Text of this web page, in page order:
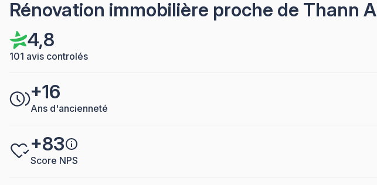
Rénovation immobilière proche de Thann
4,8
101 avis controlés
+16
Ans d'ancienneté
+83
Score NPS